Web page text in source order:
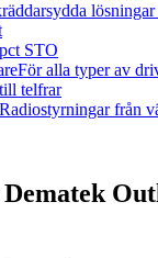
För alla typer av
Radiostyrningar från